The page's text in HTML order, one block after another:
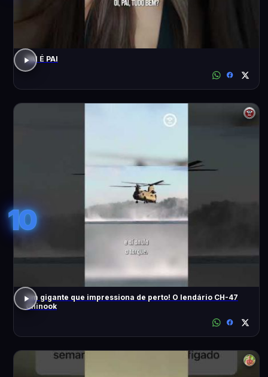
PAI É PAI
10
Um gigante que impressiona de perto! O lendário CH-47
Chinook